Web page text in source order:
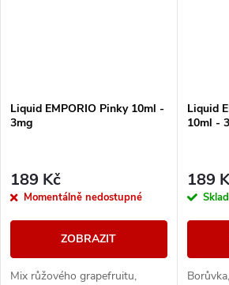
Liquid EMPORIO Pinky 10ml -
3mg
189 Kč
Momentálně nedostupné
ZOBRAZIT
Mix růžového grapefruitu,
Liquid
10ml -
189